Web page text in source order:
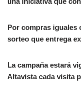
Por compras iguales
sorteo que entrega
La campaña estará
Altavista cada visita